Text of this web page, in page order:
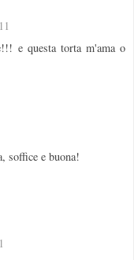
e questa torta m'ama o
soffice e buona!